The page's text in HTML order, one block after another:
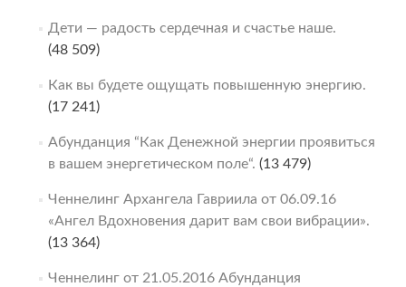
Дети — радость сердечная и счастье наше.
(48 509)
Как вы будете ощущать повышенную энергию.
(17 241)
Абунданция “Как Денежной энергии проявиться
в вашем энергетическом поле“. (13 479)
Ченнелинг Архангела Гавриила от 06.09.16
«Ангел Вдохновения дарит вам свои вибрации».
(13 364)
Ченнелинг от 21.05.2016 Абунданция